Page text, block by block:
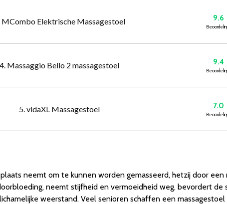
MCombo Elektrische Massagestoel 9.6
4. Massaggio Bello 2 massagestoel 9.4
5. vidaXL Massagestoel 7.0
neemt om te kunnen worden gemasseerd, hetzij door een
neemt stijfheid en vermoeidheid weg, bevordert de
weerstand. Veel senioren schaffen een